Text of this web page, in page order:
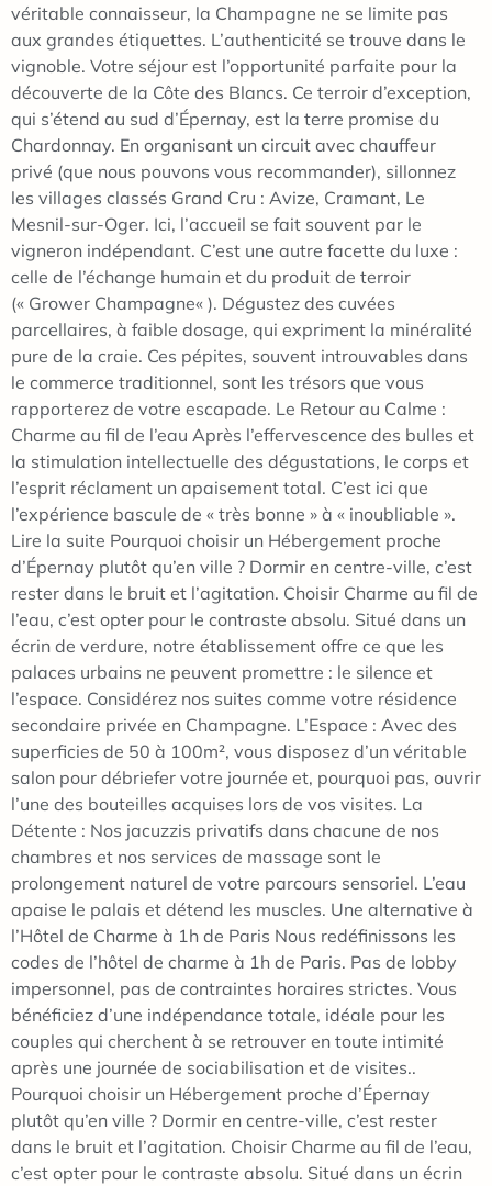
véritable connaisseur, la Champagne ne se limite pas
aux grandes étiquettes. L’authenticité se trouve dans le
vignoble. Votre séjour est l’opportunité parfaite pour la
découverte de la Côte des Blancs. Ce terroir d’exception,
qui s’étend au sud d’Épernay, est la terre promise du
Chardonnay. En organisant un circuit avec chauffeur
privé (que nous pouvons vous recommander), sillonnez
les villages classés Grand Cru : Avize, Cramant, Le
Mesnil-sur-Oger. Ici, l’accueil se fait souvent par le
vigneron indépendant. C’est une autre facette du luxe :
celle de l’échange humain et du produit de terroir
(« Grower Champagne« ). Dégustez des cuvées
parcellaires, à faible dosage, qui expriment la minéralité
pure de la craie. Ces pépites, souvent introuvables dans
le commerce traditionnel, sont les trésors que vous
rapporterez de votre escapade. Le Retour au Calme :
Charme au fil de l’eau Après l’effervescence des bulles et
la stimulation intellectuelle des dégustations, le corps et
l’esprit réclament un apaisement total. C’est ici que
l’expérience bascule de « très bonne » à « inoubliable ».
Lire la suite Pourquoi choisir un Hébergement proche
d’Épernay plutôt qu’en ville ? Dormir en centre-ville, c’est
rester dans le bruit et l’agitation. Choisir Charme au fil de
l’eau, c’est opter pour le contraste absolu. Situé dans un
écrin de verdure, notre établissement offre ce que les
palaces urbains ne peuvent promettre : le silence et
l’espace. Considérez nos suites comme votre résidence
secondaire privée en Champagne. L’Espace : Avec des
superficies de 50 à 100m², vous disposez d’un véritable
salon pour débriefer votre journée et, pourquoi pas, ouvrir
l’une des bouteilles acquises lors de vos visites. La
Détente : Nos jacuzzis privatifs dans chacune de nos
chambres et nos services de massage sont le
prolongement naturel de votre parcours sensoriel. L’eau
apaise le palais et détend les muscles. Une alternative à
l’Hôtel de Charme à 1h de Paris Nous redéfinissons les
codes de l’hôtel de charme à 1h de Paris. Pas de lobby
impersonnel, pas de contraintes horaires strictes. Vous
bénéficiez d’une indépendance totale, idéale pour les
couples qui cherchent à se retrouver en toute intimité
après une journée de sociabilisation et de visites..
Pourquoi choisir un Hébergement proche d’Épernay
plutôt qu’en ville ? Dormir en centre-ville, c’est rester
dans le bruit et l’agitation. Choisir Charme au fil de l’eau,
c’est opter pour le contraste absolu. Situé dans un écrin